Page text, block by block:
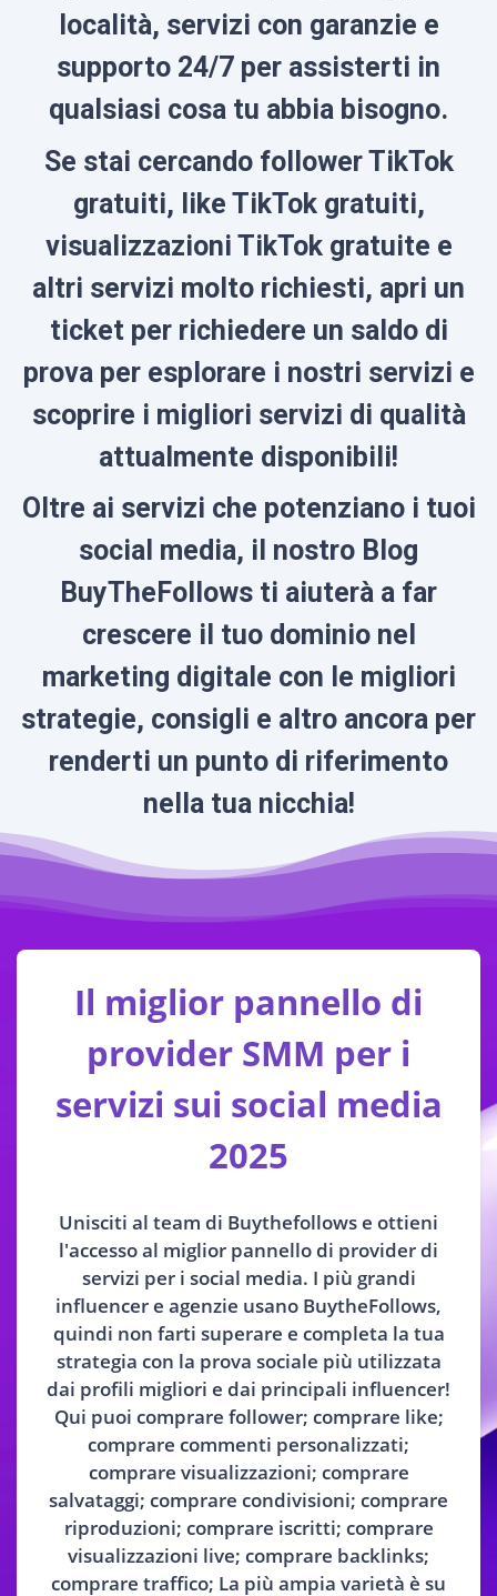
località, servizi con garanzie e
supporto 24/7 per assisterti in
qualsiasi cosa tu abbia bisogno.
Se stai cercando follower TikTok
gratuiti, like TikTok gratuiti,
visualizzazioni TikTok gratuite e
altri servizi molto richiesti, apri un
ticket per richiedere un saldo di
prova per esplorare i nostri servizi e
scoprire i migliori servizi di qualità
attualmente disponibili!
Oltre ai servizi che potenziano i tuoi
social media, il nostro Blog
BuyTheFollows ti aiuterà a far
crescere il tuo dominio nel
marketing digitale con le migliori
strategie, consigli e altro ancora per
renderti un punto di riferimento
nella tua nicchia!
Il miglior pannello di
provider SMM per i
servizi sui social media
2025
Unisciti al team di Buythefollows e ottieni
l'accesso al miglior pannello di provider di
servizi per i social media. I più grandi
influencer e agenzie usano BuytheFollows,
quindi non farti superare e completa la tua
strategia con la prova sociale più utilizzata
dai profili migliori e dai principali influencer!
Qui puoi comprare follower; comprare like;
comprare commenti personalizzati;
comprare visualizzazioni; comprare
salvataggi; comprare condivisioni; comprare
riproduzioni; comprare iscritti; comprare
visualizzazioni live; comprare backlinks;
comprare traffico; La più ampia varietà è su